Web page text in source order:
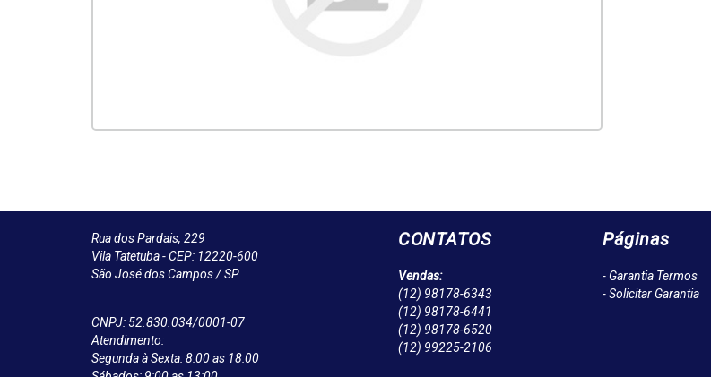
Rua dos Pardais, 229
Vila Tatetuba - CEP: 12220-600
São José dos Campos / SP
CNPJ: 52.830.034/0001-07
Atendimento:
Segunda à Sexta: 8:00 as 18:00
CONTATOS
Vendas:
(12) 98178-6343
(12) 98178-6441
(12) 98178-6520
(12) 99225-2106
Páginas
- Garantia Termos
- Solicitar Garantia